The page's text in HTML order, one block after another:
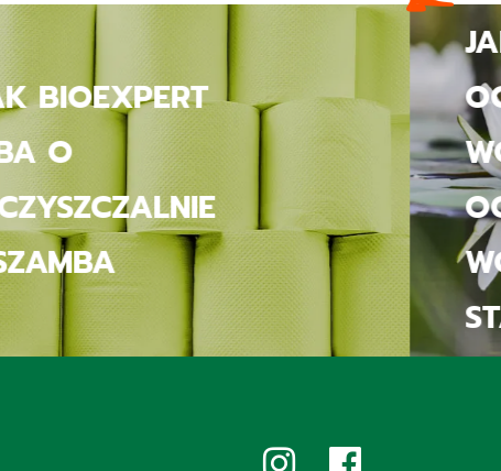
JAK BIOEXPERT
SPRZĄTA
ŁAZIENKĘ